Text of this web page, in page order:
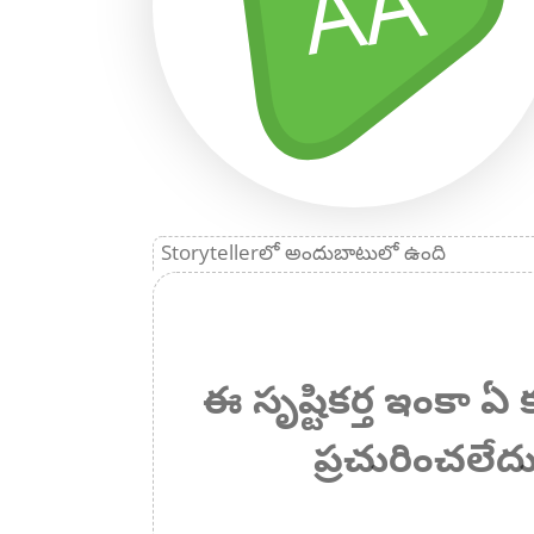
Storytellerలో అందుబాటులో ఉంది
ఈ సృష్టికర్త ఇంకా